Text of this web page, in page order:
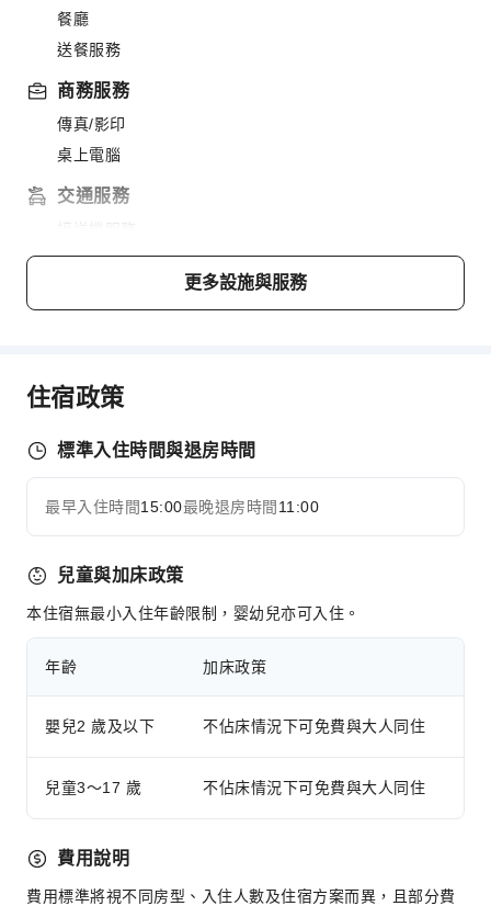
餐廳
送餐服務
商務服務
傳真/影印
桌上電腦
交通服務
公共區域wifi
花園
自動販賣機
電梯
吸菸區
上網服務
櫃檯服務
行李寄存
快速入住退房
24 小時櫃檯
安全與保全
滅火器
煙霧警報器
展開全部
更多設施與服務
住宿政策
標準入住時間與退房時間
最早入住時間15:00最晚退房時間 11:00
兒童與加床政策
本住宿無最小入住年齡限制，婴幼兒亦可入住。
年齡 加床政策
嬰兒2 歲及以下 不佔床情況下可免費與大人同住
兒童3～17 歲 不佔床情況下可免費與大人同住
費用說明
費用標準將視不同房型、入住人數及住宿方案而異，且部分費